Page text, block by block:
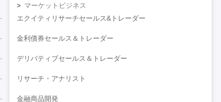
マーケットビジネス
エクイティリサーチセールス&トレーダー
金利債券セールス＆トレーダー
デリバティブセールス＆トレーダー
リサーチ・アナリスト
金融商品開発